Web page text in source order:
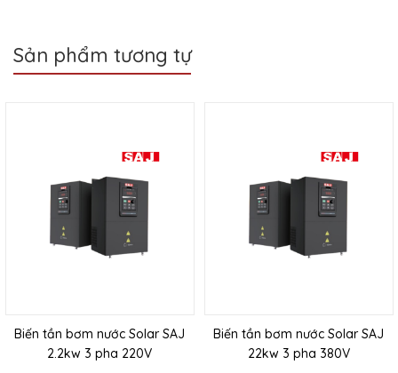
Sản phẩm tương tự
Biến tần bơm nước Solar SAJ
2.2kw 3 pha 220V
Biến tần bơm nước Solar SAJ
22kw 3 pha 380V